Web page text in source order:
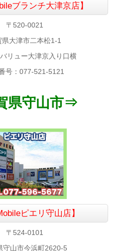
ブランチ大津京店】
〒520-0021
県大津市二本松1-1
リュー大津京入り口横
号：077-521-5121
県守山市⇒
ピエリ守山店】
〒524-0101
守山市今浜町2620-5